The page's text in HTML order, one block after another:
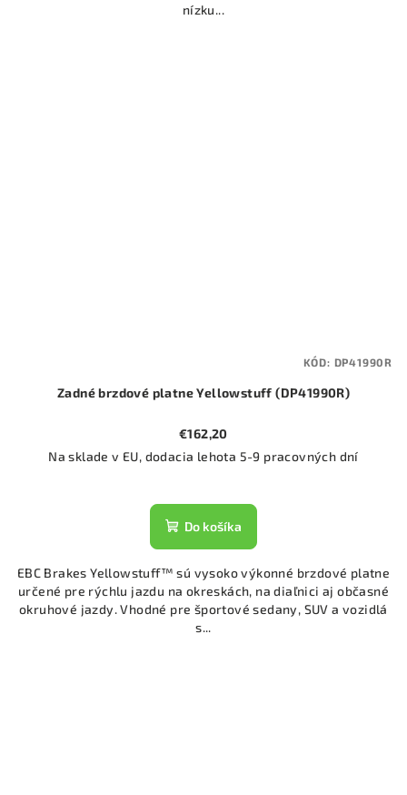
nízku...
Zadné brzdové platne Yellowstuff (DP41990R)
€162,20
Na sklade v EU, dodacia lehota 5-9 pracovných dní
Do košíka
EBC Brakes Yellowstuff™ sú vysoko výkonné brzdové platne
určené pre rýchlu jazdu na okreskách, na diaľnici aj občasné
okruhové jazdy. Vhodné pre športové sedany, SUV a vozidlá
s...
KÓD: DP41990R